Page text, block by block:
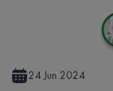
24 Jun 2024